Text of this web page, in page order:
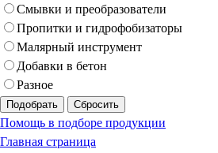
Смывки и преобразователи
Пропитки и гидрофобизаторы
Малярный инструмент
Добавки в бетон
Разное
Подобрать Сбросить
Помощь в подборе продукции
Главная страница